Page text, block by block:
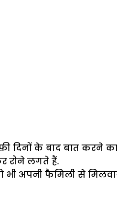
के बाद बात करने का
रोने लगते हैं.
भी अपनी फैमिली से